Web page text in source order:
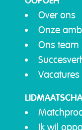
Over ons
Onze
Ons team
Vacatures
Ik wil